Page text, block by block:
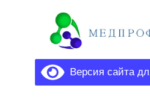
Версия сайта